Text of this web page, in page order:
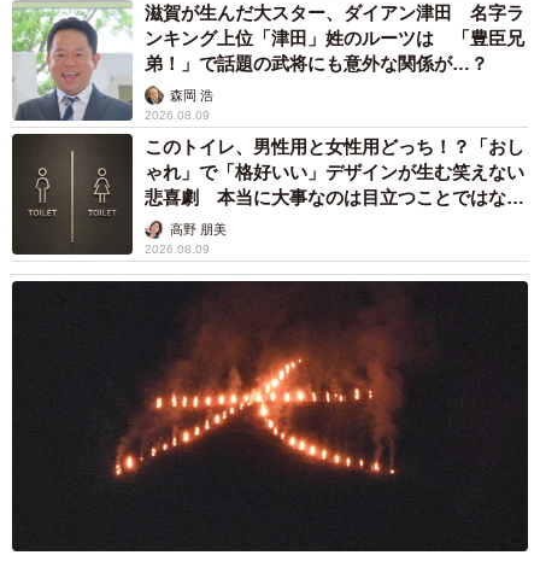
3/5
むすびちゃんにつけられた傷は“名誉の証”に
「とろみ系おやつの力も借りました。初めは孫の手に乗せ
てあげ、食べるようになったら距離を短くしていって、最
終的には指であげることができるようになりました」
保護から126日目に初めて撫でることができた！
初めて撫でることができたのは、保護から126日目のこと。
保護126日目にしてついに…ついになでることができまし
た！本当に泣きそうです。というより泣きました。いえ、
今も泣いています。あきらめなくてよかった。伝わってよ
かった。受け入れてくれてありがとうね、むすび。
pic.twitter.com/QW0GXltZQf
— くろとらたきび (@takibi_kurotora)December 9, 2024
滋賀が生んだ大スター、ダイアン津田 名字ラ
ンキング上位「津田」姓のルーツは 「豊臣兄
弟！」で話題の武将にも意外な関係が…？
森岡 浩
2026.08.09
このトイレ、男性用と女性用どっち！？「おし
ゃれ」で「格好いい」デザインが生む笑えない
悲喜劇 本当に大事なのは目立つことではな
く…高野 朋美
2026.08.09